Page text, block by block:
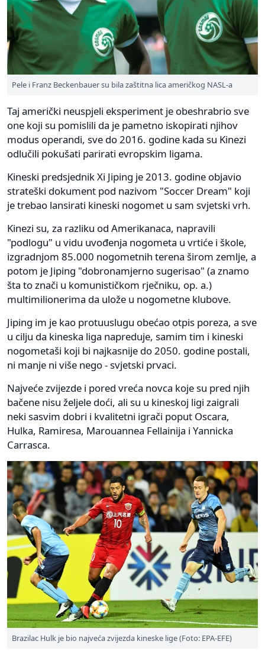
Pele i Franz Beckenbauer su bila zaštitna lica američkog NASL-a
Taj američki neuspjeli eksperiment je obeshrabrio sve
one koji su pomislili da je pametno iskopirati njihov
modus operandi, sve do 2016. godine kada su Kinezi
odlučili pokušati parirati evropskim ligama.
Kineski predsjednik Xi Jiping je 2013. godine objavio
strateški dokument pod nazivom "Soccer Dream" koji
je trebao lansirati kineski nogomet u sam svjetski vrh.
Kinezi su, za razliku od Amerikanaca, napravili
"podlogu" u vidu uvođenja nogometa u vrtiće i škole,
izgradnjom 85.000 nogometnih terena širom zemlje, a
potom je Jiping "dobronamjerno sugerisao" (a znamo
šta to znači u komunističkom rječniku, op. a.)
multimilionerima da ulože u nogometne klubove.
Jiping im je kao protuuslugu obećao otpis poreza, a sve
u cilju da kineska liga napreduje, samim tim i kineski
nogometaši koji bi najkasnije do 2050. godine postali,
ni manje ni više nego - svjetski prvaci.
Najveće zvijezde i pored vreća novca koje su pred njih
bačene nisu željele doći, ali su u kineskoj ligi zaigrali
neki sasvim dobri i kvalitetni igrači poput Oscara,
Hulka, Ramiresa, Marouannea Fellainija i Yannicka
Carrasca.
Brazilac Hulk je bio najveća zvijezda kineske lige (Foto: EPA-EFE)